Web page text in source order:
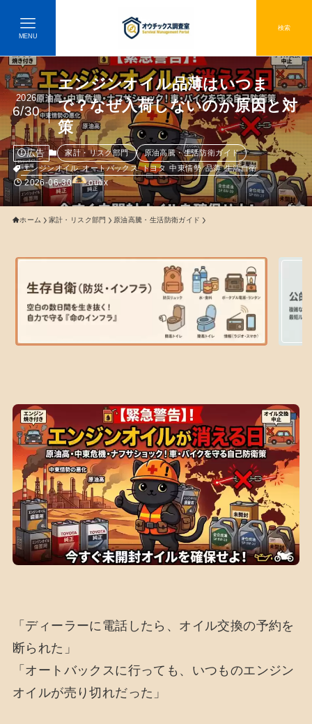
検索
MENU
エンジンオイル品薄はいつま
で？なぜ入荷しないのか原因と対
策
2026
6/30
広告 家計・リスク部門
原油高騰・生活防衛ガイド
エンジンオイル オートバックス トヨタ 中東情勢 品薄 生活自衛
2026-06-30 outix
ホーム 家計・リスク部門 原油高騰・生活防衛ガイド
「ディーラーに電話したら、オイル交換の予約を
断られた」
「オートバックスに行っても、いつものエンジン
オイルが売り切れだった」